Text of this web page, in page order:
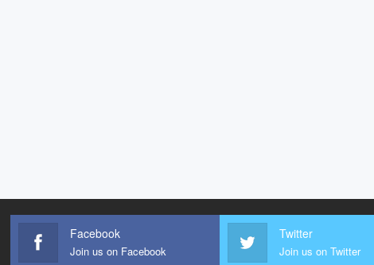
Facebook
Join us on Facebook
Twitter
Join us on Twitter